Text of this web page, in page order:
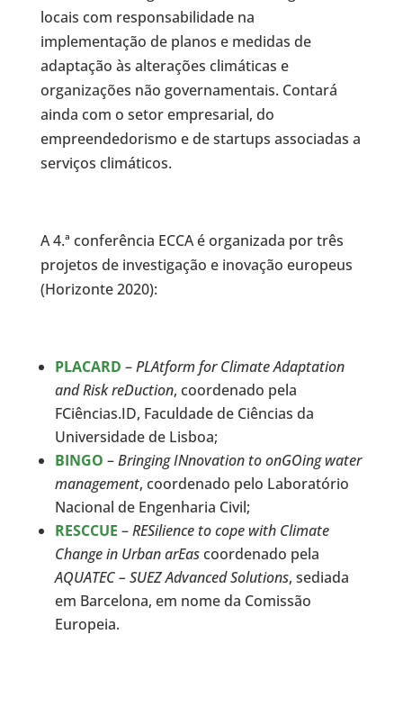
locais com responsabilidade na
implementação de planos e medidas de
adaptação às alterações climáticas e
organizações não governamentais. Contará
ainda com o setor empresarial, do
empreendedorismo e de startups associadas a
serviços climáticos.
A 4.ª conferência ECCA é organizada por três
projetos de investigação e inovação europeus
(Horizonte 2020):
PLACARD –PLAtform for Climate Adaptation
and Risk reDuction, coordenado pela
FCiências.ID, Faculdade de Ciências da
Universidade de Lisboa;
BINGO –Bringing INnovation to onGOing water
management, coordenado pelo Laboratório
Nacional de Engenharia Civil;
RESCCUE –RESilience to cope with Climate
Change in Urban arEascoordenado pela
AQUATEC – SUEZ Advanced Solutions, sediada
em Barcelona, em nome da Comissão
Europeia.